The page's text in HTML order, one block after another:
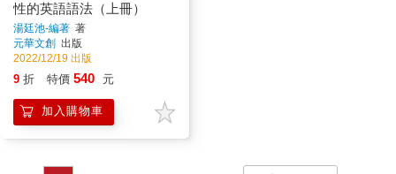
性的英語語法（上冊）
湯廷池-編著 著
元華文創 出版
2022/12/19 出版
9 折 特價 540 元
加入購物車